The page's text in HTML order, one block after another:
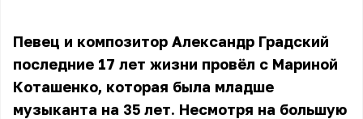
Певец и композитор Александр Градский
последние 17 лет жизни провёл с Мариной
Коташенко, которая была младше
музыканта на 35 лет. Несмотря на большую